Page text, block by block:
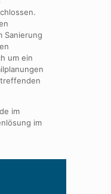
Sanierung
um ein
im
im